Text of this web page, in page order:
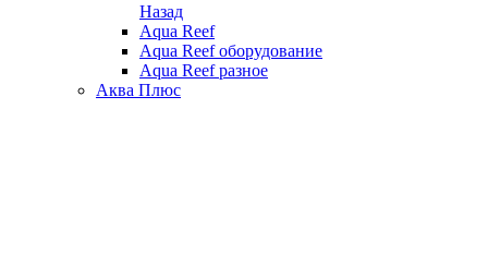
Назад
Aqua Reef
Aqua Reef оборудование
Aqua Reef разное
Аква Плюс